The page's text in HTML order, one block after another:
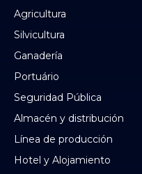
Agricultura
Silvicultura
Ganadería
Portuário
Seguridad Pública
Almacén y distribución
Línea de producción
Hotel y Alojamiento